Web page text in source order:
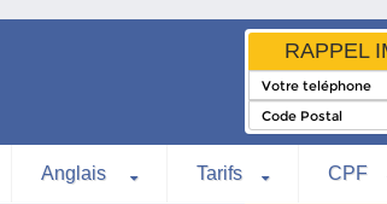
RAPPEL
Anglais Tarifs CPF